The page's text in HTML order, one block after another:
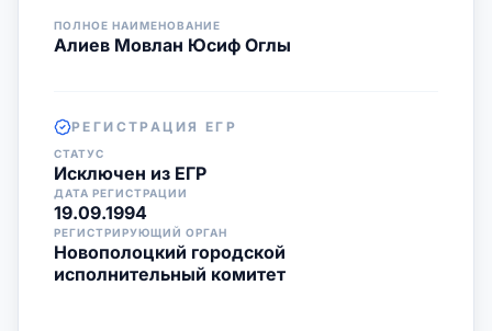
ПОЛНОЕ НАИМЕНОВАНИЕ
Алиев Мовлан Юсиф Оглы
РЕГИСТРАЦИЯ ЕГР
СТАТУС
Исключен из ЕГР
ДАТА РЕГИСТРАЦИИ
19.09.1994
РЕГИСТРИРУЮЩИЙ ОРГАН
Новополоцкий городской
исполнительный комитет